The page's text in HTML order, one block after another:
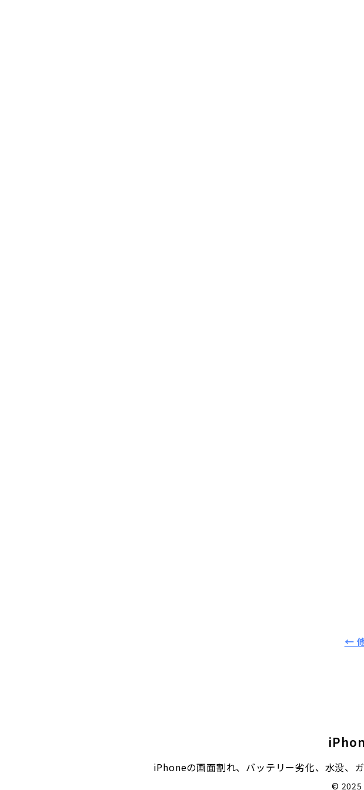
←
iPhoneの画面割れ、バッテリー劣化、水没、
© 2025